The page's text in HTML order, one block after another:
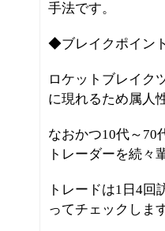
手法です。
◆ブレイクポイン
ロケットブレイク
に現れるため属人
なおかつ10代～70
トレーダーを続々
トレードは1日4
ってチェックします